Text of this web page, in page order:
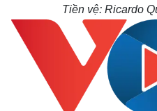
Tiền vệ: Ricardo